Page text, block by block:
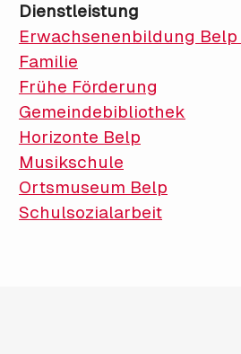
Dienstleistung
Erwachsenenbildung Belp
Familie
Frühe Förderung
Gemeindebibliothek
Horizonte Belp
Musikschule
Ortsmuseum Belp
Schulsozialarbeit